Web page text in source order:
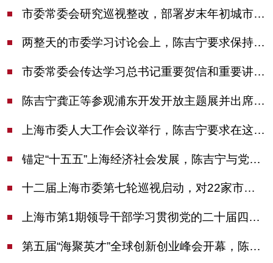
市委常委会研究巡视整改，部署岁末年初城市安全工作
两整天的市委学习讨论会上，陈吉宁要求保持战略定力始终坚定信心善于科学应对
市委常委会传达学习总书记重要贺信和重要讲话精神，研究党建引领物业治理等工作
陈吉宁龚正等参观浦东开发开放主题展并出席座谈会
上海市委人大工作会议举行，陈吉宁要求在这些方面更加奋发有为
锚定“十五五”上海经济社会发展，陈吉宁与党外人士专题协商座谈
十二届上海市委第七轮巡视启动，对22家市管单位开展常规巡视
上海市第1期领导干部学习贯彻党的二十届四中全会精神专题研讨班开班，陈吉宁作专题报告
第五届“海聚英才”全球创新创业峰会开幕，陈吉宁出席并启动新一届大赛